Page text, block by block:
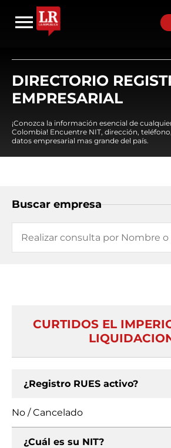
DIRECTORIO
EMPRESARIAL
¡Conozca la información esencial de
Colombia! Encuentre NIT, dirección,
datos empresarial mas grande del país.
Buscar empresa
CURTIDOS EL
¿Registro RUES activo?
No / Cancelado
¿Cuál es su NIT?